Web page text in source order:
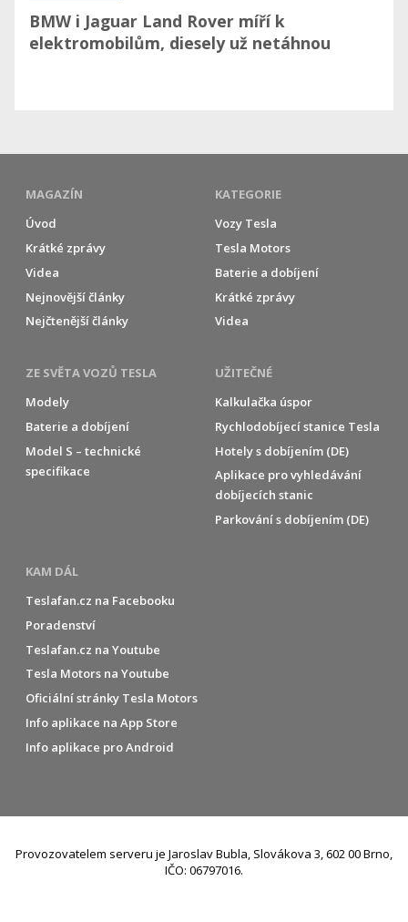
BMW i Jaguar Land Rover míří k
elektromobilům, diesely už netáhnou
MAGAZÍN
Úvod
Krátké zprávy
Videa
Nejnovější články
Nejčtenější články
KATEGORIE
Vozy Tesla
Tesla Motors
Baterie a dobíjení
Krátké zprávy
Videa
ZE SVĚTA VOZŮ TESLA
Modely
Baterie a dobíjení
Model S – technické
specifikace
UŽITEČNÉ
Kalkulačka úspor
Rychlodobíjecí stanice Tesla
Hotely s dobíjením (DE)
Aplikace pro vyhledávání
dobíjecích stanic
Parkování s dobíjením (DE)
KAM DÁL
Teslafan.cz na Facebooku
Poradenství
Teslafan.cz na Youtube
Tesla Motors na Youtube
Oficiální stránky Tesla Motors
Info aplikace na App Store
Info aplikace pro Android
Provozovatelem serveru je Jaroslav Bubla, Slovákova 3, 602 00 Brno,
IČO: 06797016.